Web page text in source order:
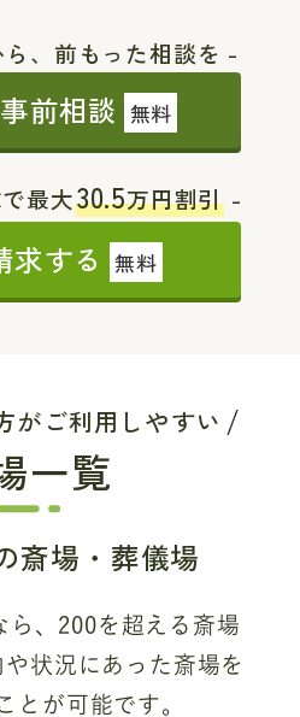
、前もった相談を -
前相談 無料
最大30.5万円割引 -
求する 無料
がご利用しやすい
一覧
斎場・葬儀場
ら、200を超える斎場
や状況にあった斎場を
とが可能です。